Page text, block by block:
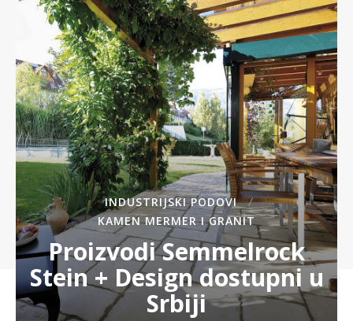
INDUSTRIJSKI PODOVI
KAMEN MERMER I GRANIT
Proizvodi Semmelrock
Stein + Design dostupni u
Srbiji